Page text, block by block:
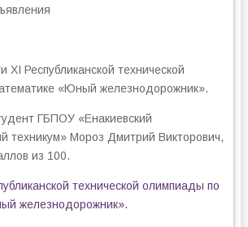
XI Республиканской технической
«Юный железнодорожник».
ГБПОУ «Енакиевский
техникум» Мороз Дмитрий Викторович,
из 100.
технической олимпиады по
железнодорожник».